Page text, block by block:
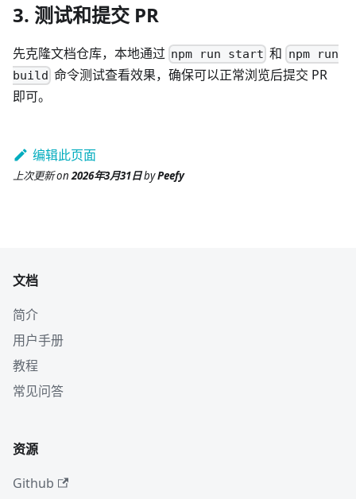
3. 测试和提交 PR
先克隆文档仓库，本地通过 npm run start 和 npm run
build 命令测试查看效果，确保可以正常浏览后提交 PR
即可。
编辑此页面
上次更新on2026年3月31日byPeefy
文档
简介
用户手册
教程
常见问答
资源
Github